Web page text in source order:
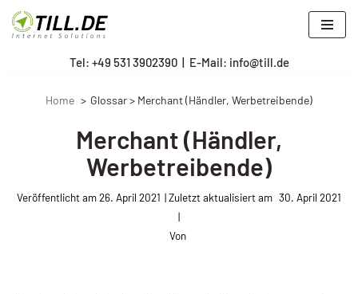
Zum
Tel: +49 531 3902390| E-Mail: info@till.de
Home Glossar > Merchant (Händler, Werbetreibende)
Merchant (Händler,
Werbetreibende)
Veröffentlicht am26. April 2021 30. April 2021
Von